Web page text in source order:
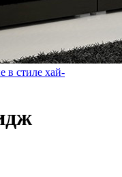
в стиле хай-